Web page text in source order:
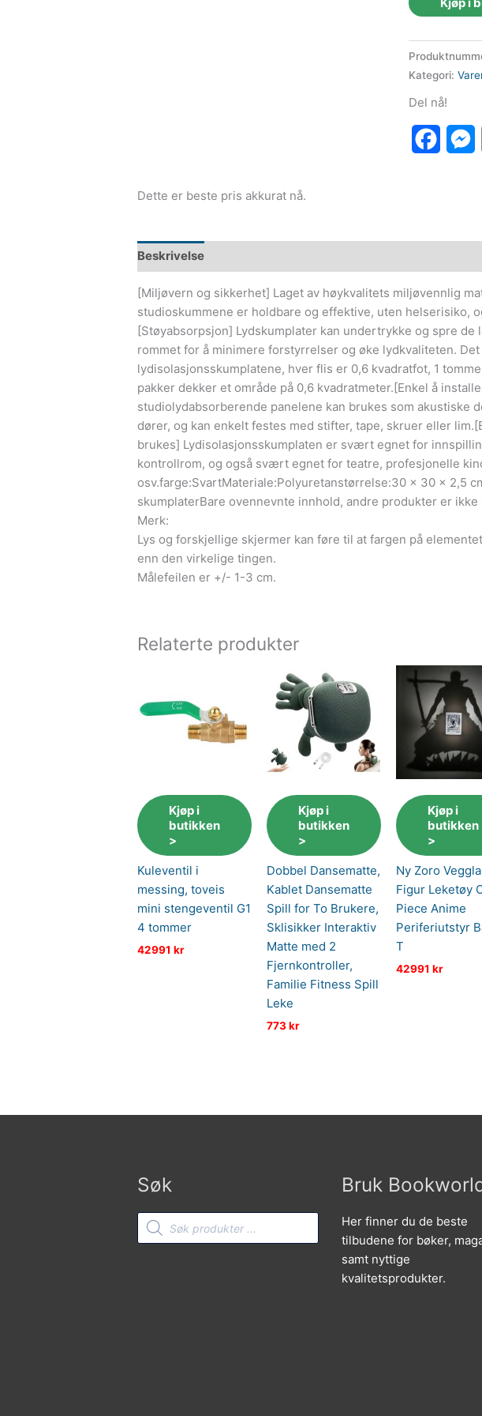
Kategori:
Del nå!
Dette er beste pris akkurat nå.
Beskrivelse
[Miljøvern og sikkerhet] Laget av høykvalitets miljøvennlig
studioskummene er holdbare og effektive, uten helserisiko,
[Støyabsorpsjon] Lydskumplater kan undertrykke og spre de
rommet for å minimere forstyrrelser og øke lydkvaliteten.
lydisolasjonsskumplatene, hver flis er 0,6 kvadratfot, 1
pakker dekker et område på 0,6 kvadratmeter.[Enkel å
studiolydabsorberende panelene kan brukes som akustiske
dører, og kan enkelt festes med stifter, tape, skruer eller
brukes] Lydisolasjonsskumplaten er svært egnet for
kontrollrom, og også svært egnet for teatre, profesjonelle
osv.farge:SvartMateriale:Polyuretanstørrelse:30 x 30 x 2,5
skumplaterBare ovennevnte innhold, andre produkter er
Merk:
Lys og forskjellige skjermer kan føre til at fargen på
enn den virkelige tingen.
Målefeilen er +/- 1-3 cm.
Relaterte produkter
Kjøp i
butikken
>
Kuleventil i
messing, toveis
mini stengeventil G1
4 tommer
42991 kr
Kjøp i
butikken
>
Dobbel Dansematte,
Kablet Dansematte
Spill for To Brukere,
Sklisikker Interaktiv
Matte med 2
Fjernkontroller,
Familie Fitness Spill
Leke
773kr
Kjøp i
butikken
>
Ny Zoro
Figur Leketøy
Piece Anime
Periferiutstyr
T
42991kr
Søk
Products
search
Bruk
Her finner du de beste
tilbudene for bøker,
samt nyttige
kvalitetsprodukter.